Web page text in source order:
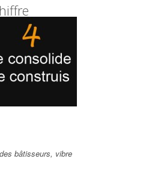
bâtisseurs, vibre